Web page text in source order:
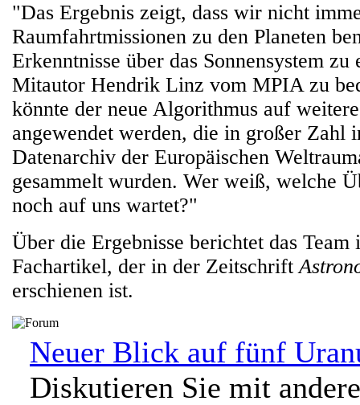
"Das Ergebnis zeigt, dass wir nicht
Raumfahrtmissionen zu den Planeten
Erkenntnisse über das Sonnensystem
Mitautor Hendrik Linz vom MPIA zu
könnte der neue Algorithmus auf
angewendet werden, die in großer Zahl
Datenarchiv der Europäischen
gesammelt wurden. Wer weiß, welche
noch auf uns wartet?"
Über die Ergebnisse berichtet das Team
Fachartikel, der in der Zeitschrift
erschienen ist.
Neuer Blick auf fünf
Diskutieren Sie mit